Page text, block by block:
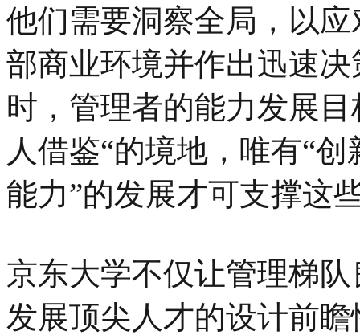
他们需要洞察全局，以
部商业环境并作出迅速
时，管理者的能力发展
人借鉴“的境地，唯有“
能力”的发展才可支撑这
京东大学不仅让管理梯
发展顶尖人才的设计前